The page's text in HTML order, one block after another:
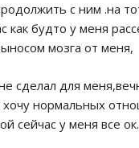
с ним .на
как будто у меня
мозга от меня,
сделал для
нормальных
сейчас у меня все